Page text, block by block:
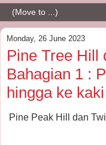
Monday, 26 June 2023
Pine Tree Hill
Bahagian 1 :
hingga ke
Pine Peak Hill dan